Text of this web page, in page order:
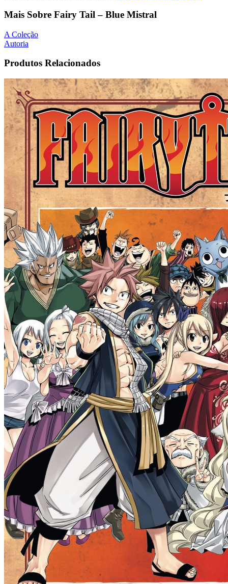
Mais Sobre Fairy Tail – Blue Mistral
A Coleção
Autoria
Produtos Relacionados